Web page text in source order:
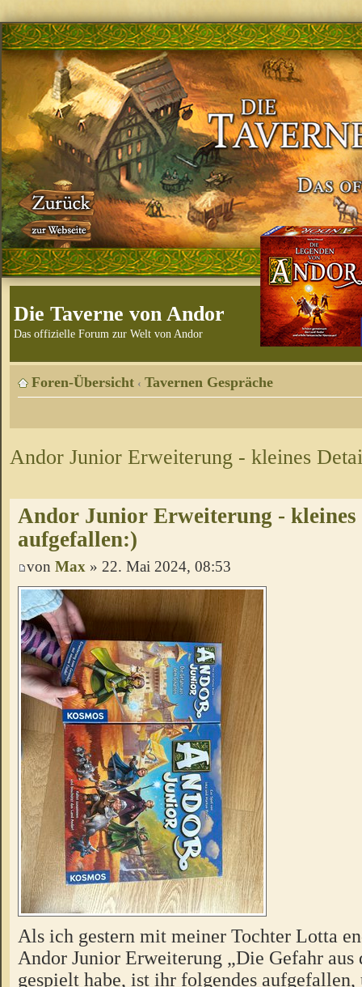
Die Taverne von Andor
Das offizielle Forum zur Welt von Andor
Foren-Übersicht ‹ Tavernen Gespräche
Andor Junior Erweiterung - kleines
Andor Junior Erweiterung -
aufgefallen:)
von Max » 22. Mai 2024, 08:53
Als ich gestern mit meiner Tochter Lotta
Andor Junior Erweiterung „Die Gefahr aus
gespielt habe, ist ihr folgendes